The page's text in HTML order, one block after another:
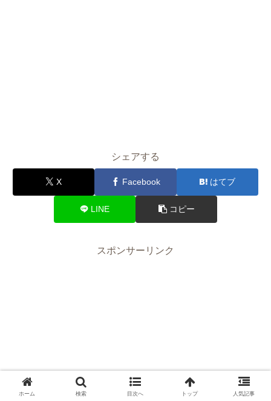
シェアする
X Facebook はてブ
LINE コピー
スポンサーリンク
ホーム 検索 目次へ トップ 人気記事